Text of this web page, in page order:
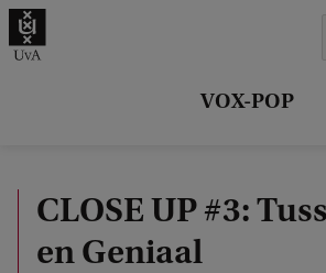
VOX-POP
CLOSE UP #3:
en Geniaal